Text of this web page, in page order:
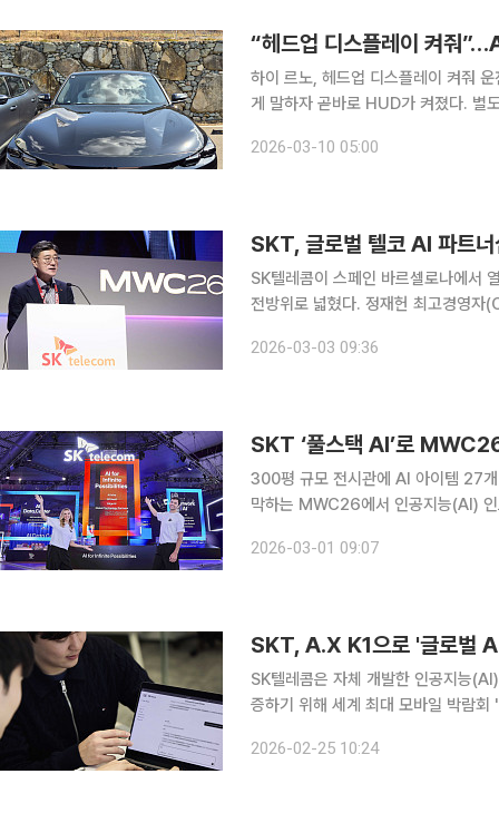
하이 르노, 헤드업 디스플레이 켜줘 운전 중 헤드업 디스플레이(HUD) 작동 버튼을 찾지 못해 이렇
게 말하자 곧바로 HUD가 켜졌다. 별
생각은 하나였다. 이 차는 단순한 자동
2026-03-10 05:00
SK텔레콤이 스페인 바르셀로나에서
전방위로 넓혔다. 정재헌 최고경영자
정 CEO가 글로벌 주요 통신사 경영
2026-03-03 09:36
SKT ‘풀스택 AI’로
300평 규모 전시관에 AI 아이템 27개 전시 SK텔레콤은 2일(현지시각) 스페인 바르
막하는 MWC26에서 인공지능(AI)
Via)’ 3홀 중앙에 위치한다. △A
2026-03-01 09:07
SK텔레콤은 자체 개발한 인공지능
증하기 위해 세계 최대 모바일 박람
대언어모델(LLM)을 대상으로 약 100
2026-02-25 10:24